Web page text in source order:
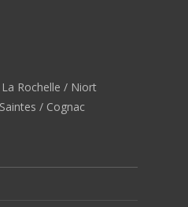
Rochelle / Niort
/ Cognac